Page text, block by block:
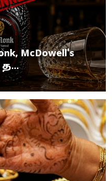
McDowell's